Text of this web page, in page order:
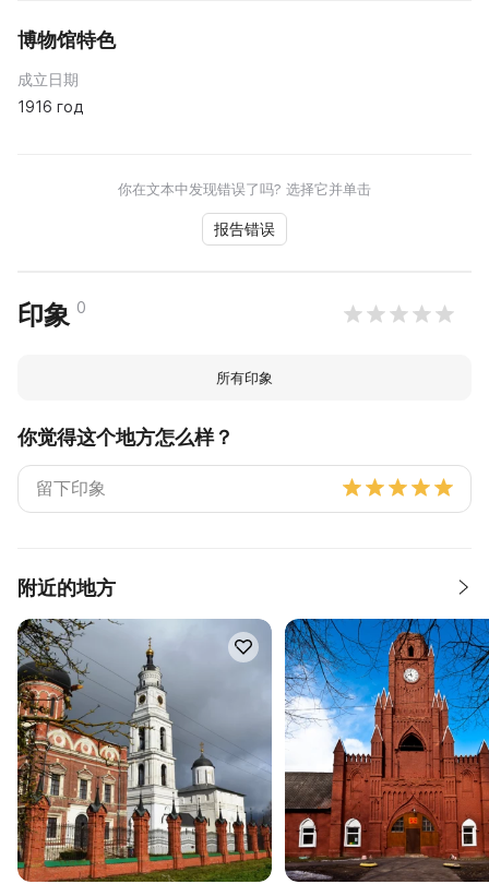
博物馆特色
成立日期
1916 год
你在文本中发现错误了吗? 选择它并单击
报告错误
印象 0
所有印象
你觉得这个地方怎么样？
附近的地方